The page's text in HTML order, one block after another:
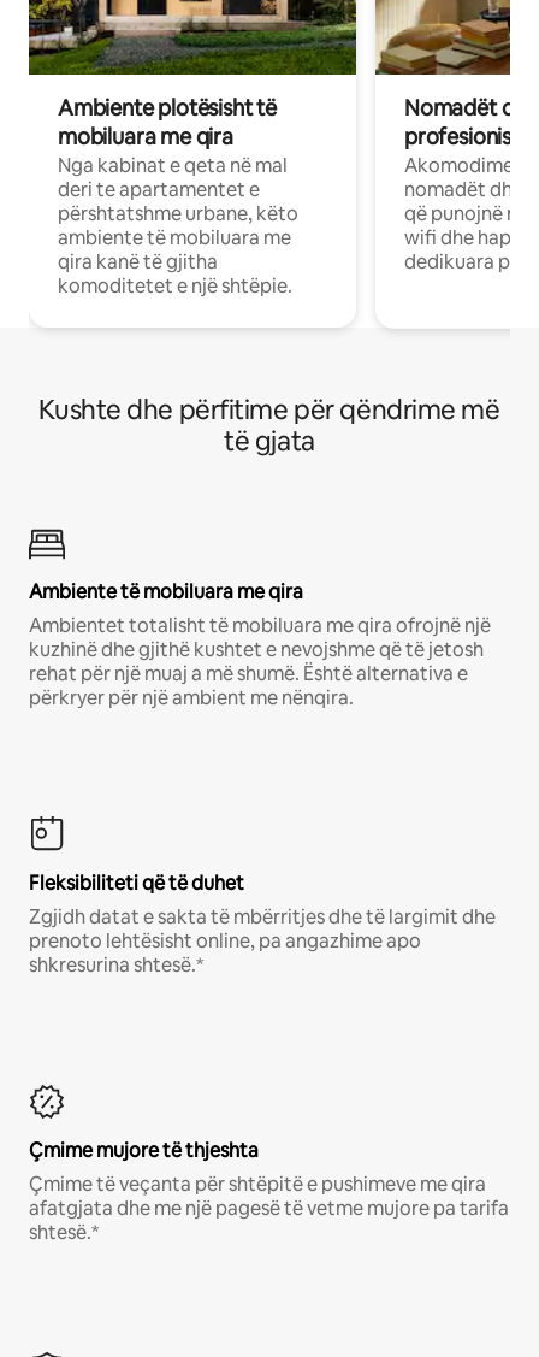
Ambiente plotësisht të
mobiluara me qira
Nga kabinat e qeta në mal
deri te apartamentet e
përshtatshme urbane, këto
ambiente të mobiluara me
qira kanë të gjitha
komoditetet e një shtëpie.
Nomadët
Akomodime
nomadët dhe
që punojnë në
wifi dhe
dedikuara
Kushte dhe përfitime për qëndrime më
të gjata
Ambiente të mobiluara me qira
Ambientet totalisht të mobiluara me qira ofrojnë një
kuzhinë dhe gjithë kushtet e nevojshme që të jetosh
rehat për një muaj a më shumë. Është alternativa e
përkryer për një ambient me nënqira.
Fleksibiliteti që të duhet
Zgjidh datat e sakta të mbërritjes dhe të largimit dhe
prenoto lehtësisht online, pa angazhime apo
shkresurina shtesë.*
Çmime mujore të thjeshta
Çmime të veçanta për shtëpitë e pushimeve me qira
afatgjata dhe me një pagesë të vetme mujore pa tarifa
shtesë.*